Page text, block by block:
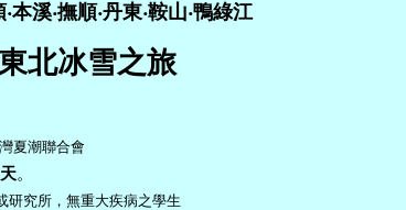
本溪‧撫順‧丹東‧鞍山‧鴨綠江
北冰雪之旅
夏潮聯合會
天。
研究所，無重大疾病之學生